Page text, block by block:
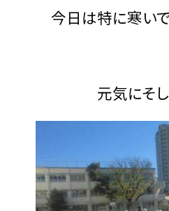
今日は特に寒いで
元気にそして、